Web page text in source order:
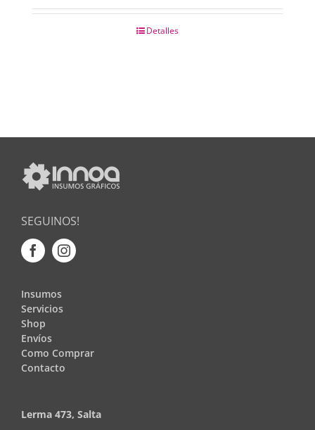
Detalles
SEGUINOS!
Insumos
Servicios
Shop
Envíos
Como Comprar
Contacto
Lerma 473, Salta